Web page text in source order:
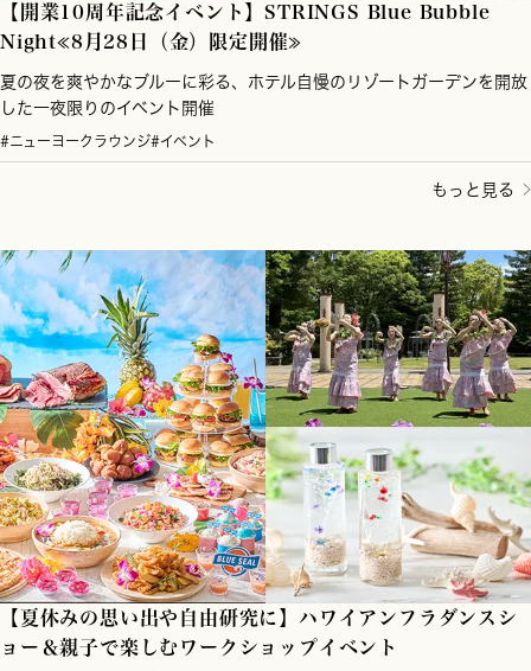
【開業10周年記念イベント】STRINGS Blue Bubble
Night≪8月28日（金）限定開催≫
夏の夜を爽やかなブルーに彩る、ホテル自慢のリゾートガーデンを開放
した一夜限りのイベント開催
#ニューヨークラウンジ#イベント
もっと見る
【夏休みの思い出や自由研究に】ハワイアンフラダンスシ
ョー＆親子で楽しむワークショップイベント